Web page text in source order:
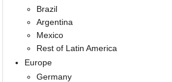
Brazil
Argentina
Mexico
Rest of Latin America
Europe
Germany